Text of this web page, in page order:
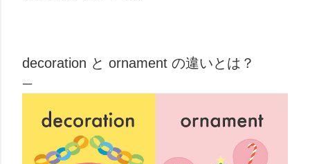
decoration と ornament の違いとは？